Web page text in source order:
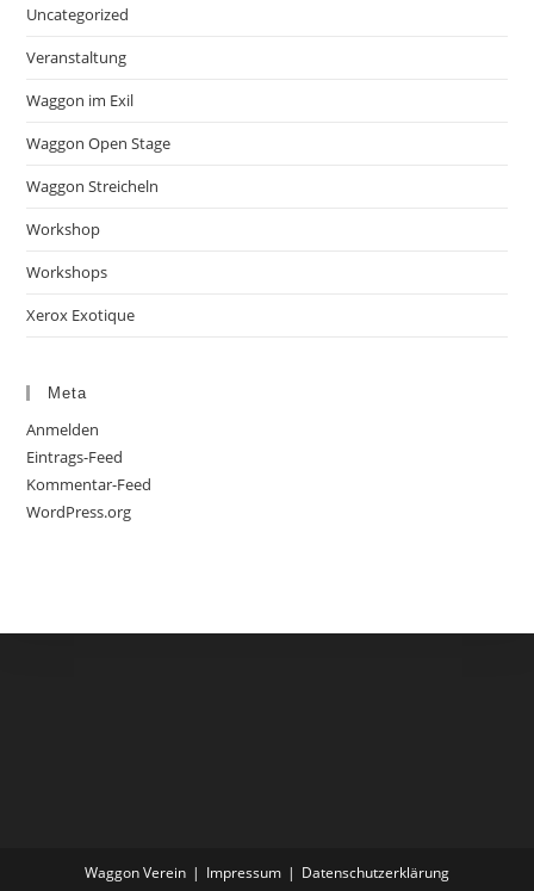
Uncategorized
Veranstaltung
Waggon im Exil
Waggon Open Stage
Waggon Streicheln
Workshop
Workshops
Xerox Exotique
Meta
Anmelden
Eintrags-Feed
Kommentar-Feed
WordPress.org
Waggon Verein Impressum Datenschutzerklärung